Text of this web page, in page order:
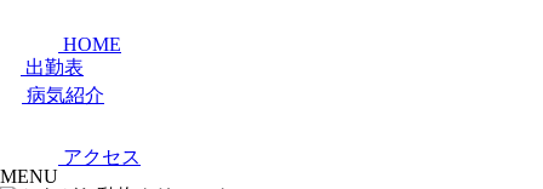
HOME
出勤表
病気紹介
アクセス
MENU